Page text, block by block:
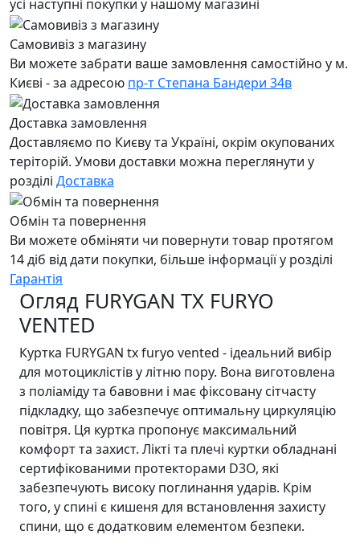
усі наступні покупки у нашому магазині
Самовивіз з магазину
Ви можете забрати ваше замовлення самостійно у м.
Києві - за адресою пр-т Степана Бандери 34в
Доставка замовлення
Доставляємо по Києву та Україні, окрім окупованих
теріторій. Умови доставки можна переглянути у
розділі Доставка
Обмін та повернення
Ви можете обміняти чи повернути товар протягом
14 діб від дати покупки, більше інформації у розділі
Гарантія
Огляд FURYGAN TX FURYO
VENTED
Куртка FURYGAN tx furyo vented - ідеальний вибір
для мотоциклістів у літню пору. Вона виготовлена
з поліаміду та бавовни і має фіксовану сітчасту
підкладку, що забезпечує оптимальну циркуляцію
повітря. Ця куртка пропонує максимальний
комфорт та захист. Лікті та плечі куртки обладнані
сертифікованими протекторами D3O, які
забезпечують високу поглинання ударів. Крім
того, у спині є кишеня для встановлення захисту
спини, що є додатковим елементом безпеки.